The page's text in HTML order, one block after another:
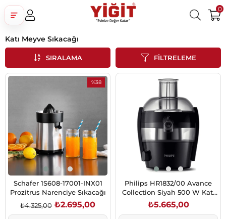
0
Üye Girişi
Google İle Bağlan
Katı Meyve Sıkacağı
FILTRELEME
SIRALAMA
%38
Schafer 1S608-17001-INX01
Prozitrus Narenciye Sıkacağı
₺2.695,00
₺4.325,00
Philips HR1832/00 Avance
Collection Siyah 500 W Katı
Meyve Sıkacağı
₺5.665,00